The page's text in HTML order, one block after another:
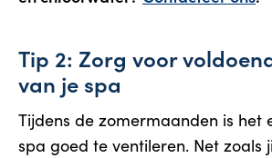
Tip 2: Zorg voor
van je spa
Tijdens de zomermaanden is het
spa goed te ventileren. Net zoals